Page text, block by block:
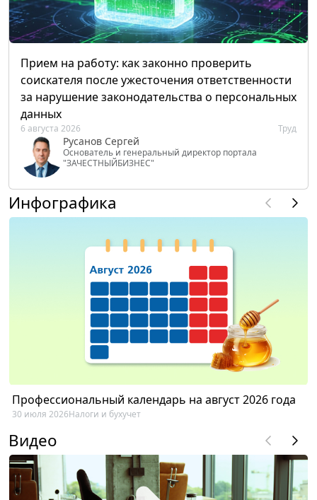
Прием на работу: как законно проверить
соискателя после ужесточения ответственности
за нарушение законодательства о персональных
данных
6 августа 2026 Труд
Русанов Сергей
Основатель и генеральный директор портала
"ЗАЧЕСТНЫЙБИЗНЕС"
Инфографика
Профессиональный календарь на август 2026 года
30 июля 2026Налоги и бухучет
Видео